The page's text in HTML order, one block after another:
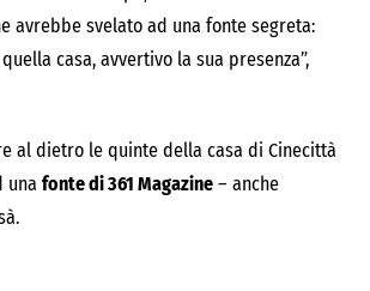
avrebbe svelato ad una fonte segreta:
casa, avvertivo la sua presenza”,
al dietro le quinte della casa di Cinecittà
una fonte di 361 Magazine – anche